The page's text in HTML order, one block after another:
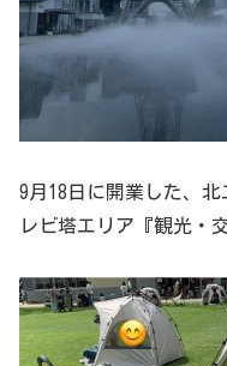
9月18日に開業した、
レビ塔エリア『観光・